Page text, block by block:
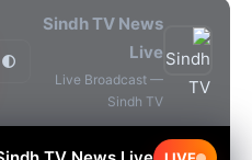
Sindh TV News
Live
Live Broadcast —
Sindh TV
🌓